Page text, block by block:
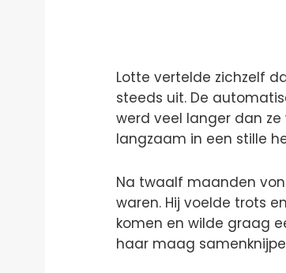
Lotte vertelde zichzelf
steeds uit. De
werd veel langer dan
langzaam in een stille
Na twaalf maanden
waren. Hij voelde trots
komen en wilde graag
haar maag